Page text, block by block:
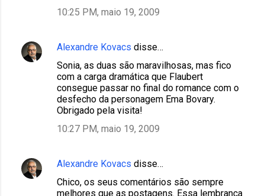
10:25 PM, maio 19, 2009
Alexandre Kovacs disse…
Sonia, as duas são maravilhosas, mas fico
com a carga dramática que Flaubert
consegue passar no final do romance com o
desfecho da personagem Ema Bovary.
Obrigado pela visita!
10:27 PM, maio 19, 2009
Alexandre Kovacs disse…
Chico, os seus comentários são sempre
melhores que as postagens. Essa lembrança